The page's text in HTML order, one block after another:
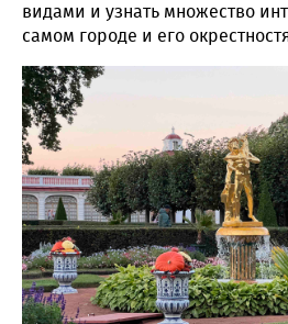
видами и узнать множество
самом городе и его